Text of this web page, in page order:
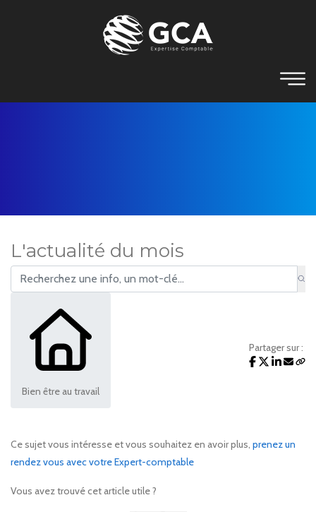
L'actualité du mois
Bien être au travail
Partager sur :
Ce sujet vous intéresse et vous souhaitez en avoir plus, prenez un
rendez vous avec votre Expert-comptable
Vous avez trouvé cet article utile ?